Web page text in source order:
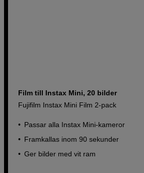
Film till Instax Mini, 20 bilder
Fujifilm Instax Mini Film 2-pack
Passar alla Instax Mini-kameror
Framkallas inom 90 sekunder
Ger bilder med vit ram